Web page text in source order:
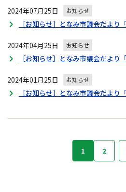
2024年07月25日 お知らせ
［お知らせ］となみ市議会だより
2024年04月25日 お知らせ
［お知らせ］となみ市議会だより
2024年01月25日 お知らせ
［お知らせ］となみ市議会だより
1 2